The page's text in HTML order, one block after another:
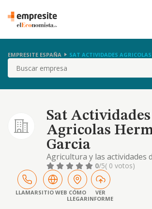
EMPRESITE ESPAÑA SAT ACTIVIDADES
Buscar
Sat Actividades
Agricolas
Garcia
Agricultura y las actividades
relacionados con la misma.
0/5( 0 votos)
LLAMARSITIO WEB CÓMO
LLEGAR
VER
INFORME